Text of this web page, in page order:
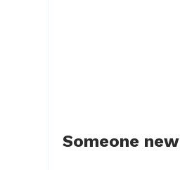
Someone new